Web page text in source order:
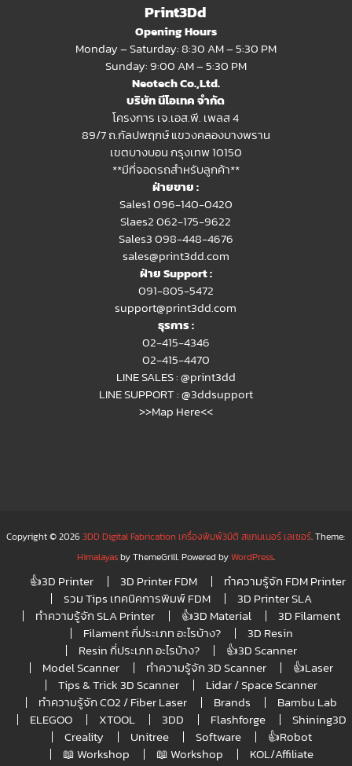
Print3Dd
Opening Hours
Monday – Saturday: 8:30 AM – 5:30 PM
Sunday: 9:00 AM – 5:30 PM
Neotech Co.,Ltd.
บริษัท นีโอเทค จำกัด
โครงการ เจ.เอส.พี. เพลส 4
89/7 ถ.กัลปพฤกษ์ แขวงคลองบางพราน
เขตบางบอน กรุงเทพ 10150
**มีที่จอดรถสำหรับลูกค้า**
ฝ่ายขาย :
Sales1 096-140-0420
Slaes2062-175-9622
Sales3 098-448-4676
sales@print3dd.com
ฝ่าย Support :
091-805-5472
support@print3dd.com
ธุรการ :
02-415-4346
02-415-4470
LINE SALES :@print3dd
LINE SUPPORT :@3ddsupport
>>Map Here<<
Copyright © 20263DD Digital Fabrication เครื่องพิมพ์3มิติ สแกนเนอร์ เลเซอร์. Theme:
Himalayasby ThemeGrill. Powered byWordPress.
👍3D Printer 3D Printer FDM
ทำความรู้จัก FDM Printer
รวม Tips เทคนิคการพิมพ์ FDM
3D Printer SLA
ทำความรู้จัก SLA Printer
👍3D Material
3D Filament
Filament กี่ประเภท อะไรบ้าง?
3D Resin
Resin กี่ประเภท อะไรบ้าง?
👍3D Scanner
Model Scanner
ทำความรู้จัก 3D Scanner
👍Laser
Tips & Trick 3D Scanner
Lidar / Space Scanner
ทำความรู้จัก CO2 / Fiber Laser
Brands
Bambu Lab
ELEGOO
XTOOL 3DD Flashforge
Shining3D
Creality
Unitree Software
👍Robot
📖 Workshop
📖 Workshop
KOL/Affiliate